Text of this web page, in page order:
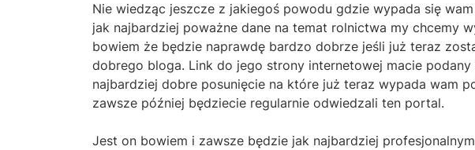
Nie wiedząc jeszcze z jakiegoś powodu gdzie wypada się
jak najbardziej poważne dane na temat rolnictwa my chcemy
bowiem że będzie naprawdę bardzo dobrze jeśli już teraz
dobrego bloga. Link do jego strony internetowej macie
najbardziej dobre posunięcie na które już teraz wypada wam
zawsze później będziecie regularnie odwiedzali ten portal.
Jest on bowiem i zawsze będzie jak najbardziej